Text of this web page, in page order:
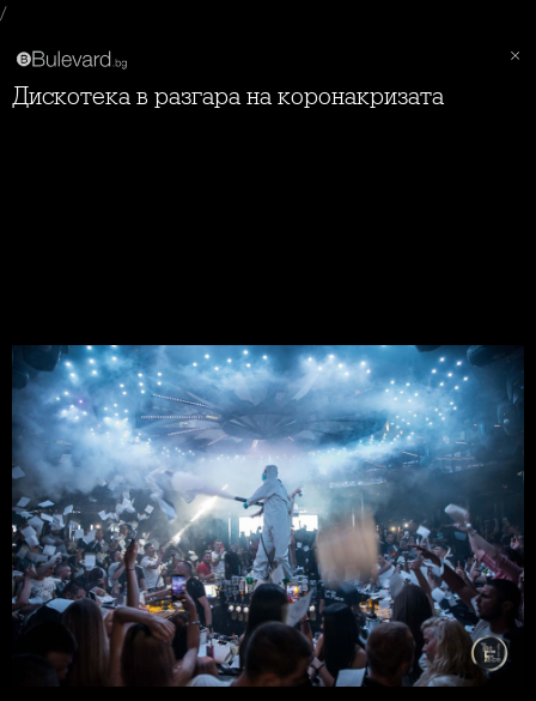
/
Дискотека в разгара на коронакризата